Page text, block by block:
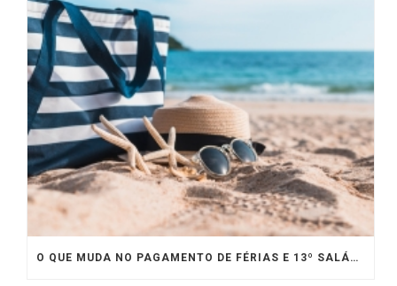
O QUE MUDA NO PAGAMENTO DE FÉRIAS E 13º SALÁRIO EM 2020?